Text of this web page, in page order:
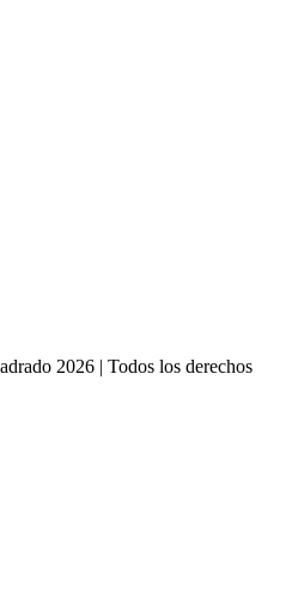
2026 |Todos los derechos